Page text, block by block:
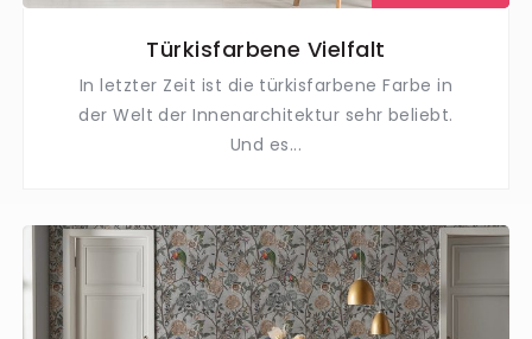
Türkisfarbene Vielfalt
In letzter Zeit ist die türkisfarbene Farbe in
der Welt der Innenarchitektur sehr beliebt.
Und es...